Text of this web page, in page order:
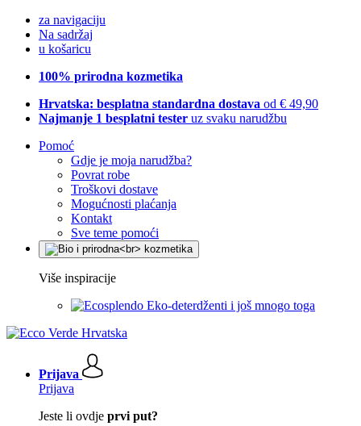
za navigaciju
Na sadržaj
u košaricu
100% prirodna kozmetika
Hrvatska: besplatna standardna dostava od € 49,90
Najmanje 1 besplatni tester uz svaku narudžbu
Pomoć
Gdje je moja narudžba?
Povrat robe
Troškovi dostave
Mogućnosti plaćanja
Kontakt
Sve teme pomoći
Više inspiracije
Eko-deterdženti i još mnogo toga
Prijava
Prijava
Jeste li ovdje prvi put?